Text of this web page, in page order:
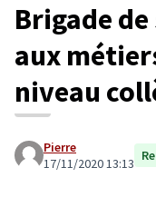
Brigade
aux
niveau
Pierre
17/11/2020 13:13